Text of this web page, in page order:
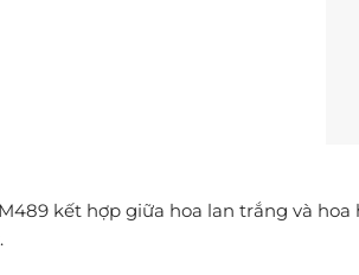
kết hợp giữa hoa lan trắng và